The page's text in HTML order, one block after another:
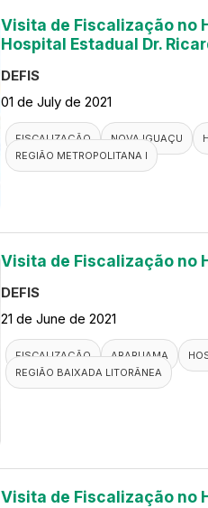
Visita de Fiscalização no
Hospital Estadual Dr.
DEFIS
01 de July de 2021
FISCALIZAÇÃO NOVA IGUAÇU
REGIÃO METROPOLITANA I
Visita de Fiscalização no
DEFIS
21 de June de 2021
FISCALIZAÇÃO ARARUAMA
REGIÃO BAIXADA LITORÂNEA
Visita de Fiscalização no